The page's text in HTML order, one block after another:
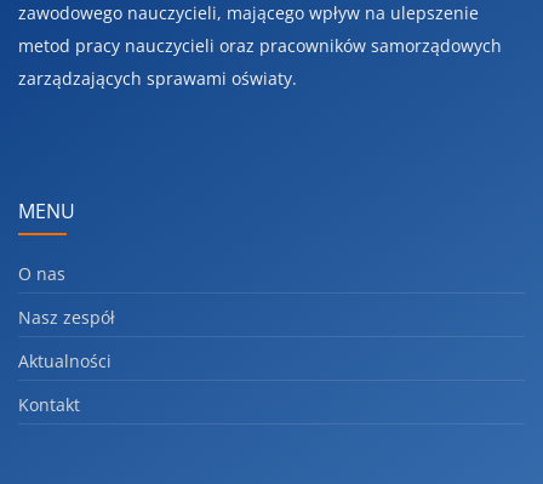
zawodowego nauczycieli, mającego wpływ na ulepszenie
metod pracy nauczycieli oraz pracowników samorządowych
zarządzających sprawami oświaty.
MENU
O nas
Nasz zespół
Aktualności
Kontakt